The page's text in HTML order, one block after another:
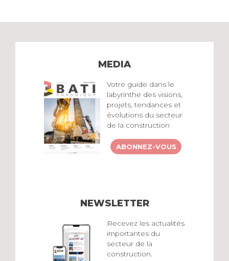
MEDIA
Votre guide dans le
labyrinthe des visions,
projets, tendances et
évolutions du secteur
de la construction
ABONNEZ-VOUS
NEWSLETTER
Recevez les actualités
importantes du
secteur de la
construction.